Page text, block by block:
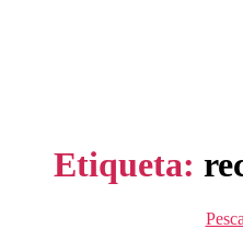
Etiqueta: